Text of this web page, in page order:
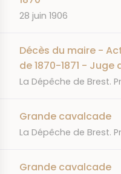
DATE
28 juin 1906
Décès du maire -
de 1870-1871 - Juge
JOURNAL
La Dépêche de Brest.
Grande cavalcade
JOURNAL
La Dépêche de Brest.
Grande cavalcade